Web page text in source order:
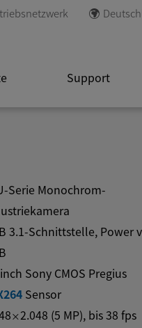
Support
Serie Monochrom-
3.1-Schnittstelle, Power
inch Sony CMOS Pregius
Sensor
×2.048 (5 MP), bis38 fps